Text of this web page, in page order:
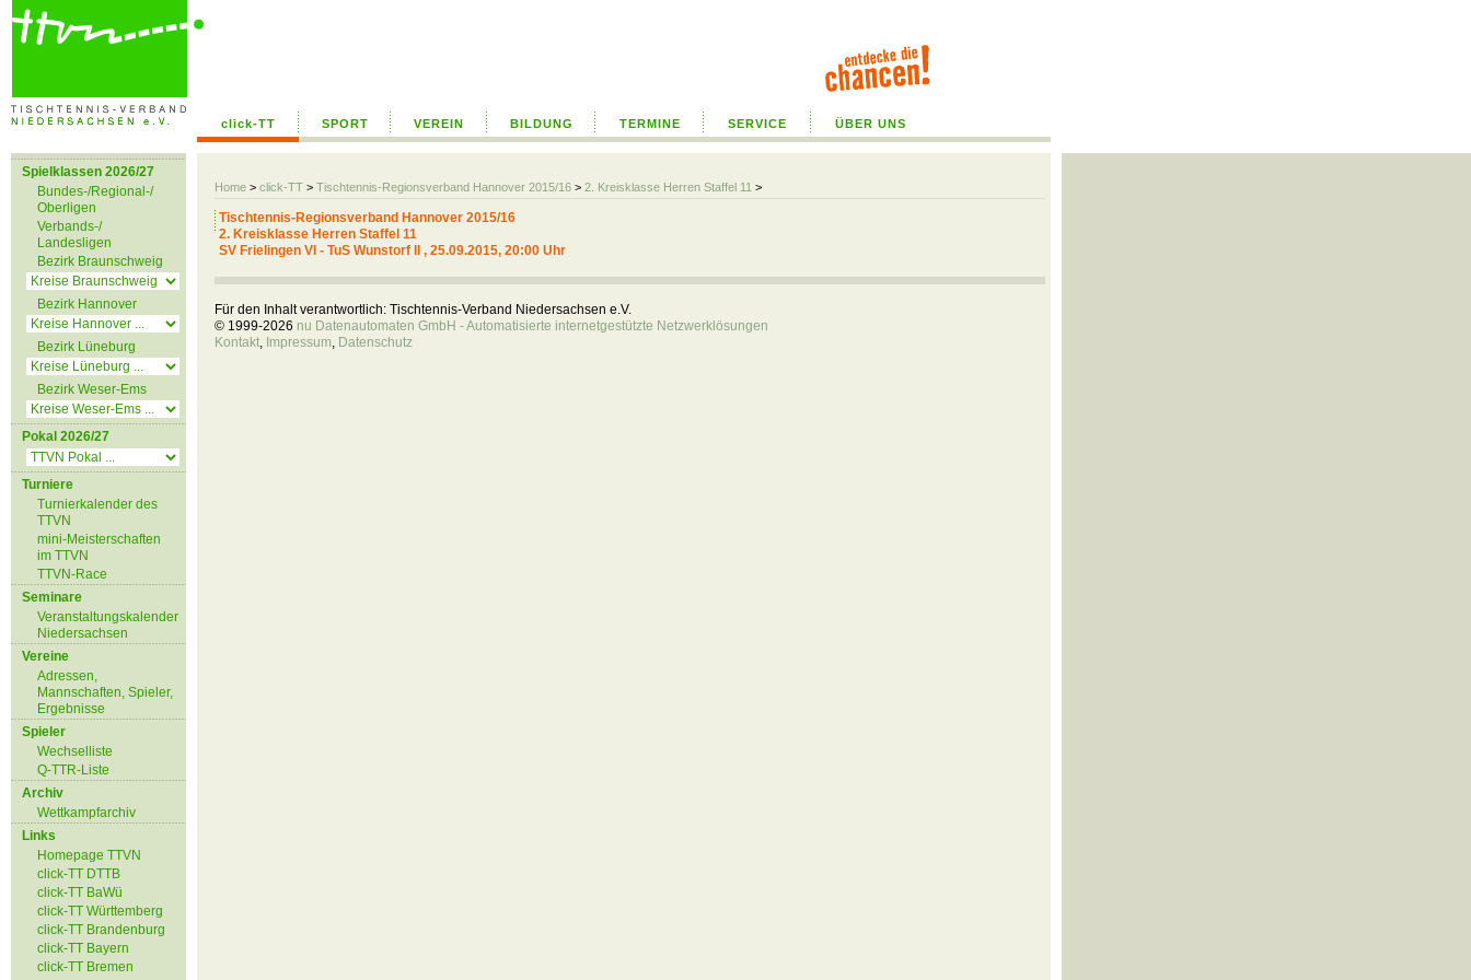
click-TT SPORT VEREIN BILDUNG TERMINE SERVICE ÜBER UNS
Home > click-TT > Tischtennis-Regionsverband Hannover 2015/16 > 2. Kreisklasse Herren Staffel 11 >
Spielklassen 2026/27
Bundes-/Regional-/
Oberligen
Verbands-/
Landesligen
Bezirk Braunschweig
Bezirk Hannover
Bezirk Lüneburg
Bezirk Weser-Ems
Pokal 2026/27
Turniere
Turnierkalender des
TTVN
mini-Meisterschaften
im TTVN
TTVN-Race
Seminare
Veranstaltungskalender
Niedersachsen
Vereine
Adressen,
Mannschaften, Spieler,
Ergebnisse
Spieler
Wechselliste
Q-TTR-Liste
Archiv
Wettkampfarchiv
Links
Homepage TTVN
click-TT DTTB
click-TT BaWü
click-TT Württemberg
click-TT Brandenburg
click-TT Bayern
click-TT Bremen
Tischtennis-Regionsverband Hannover 2015/16
2. Kreisklasse Herren Staffel 11
SV Frielingen VI - TuS Wunstorf II , 25.09.2015, 20:00 Uhr
Für den Inhalt verantwortlich: Tischtennis-Verband Niedersachsen e.V.
© 1999-2026 nu Datenautomaten GmbH - Automatisierte internetgestützte Netzwerklösungen
Kontakt, Impressum, Datenschutz